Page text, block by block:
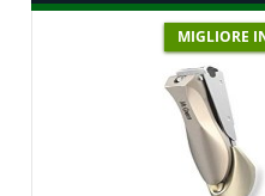
MIGLIORE